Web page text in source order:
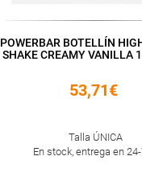
POWERBAR BOTELLÍN
SHAKE CREAMY VANILLA
53,71€
Talla ÚNICA
En stock, entrega en